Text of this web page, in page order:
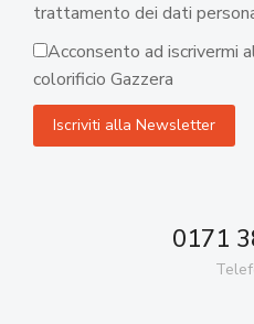
trattamento dei dati
Acconsento ad iscrivermi
colorificio Gazzera
0171